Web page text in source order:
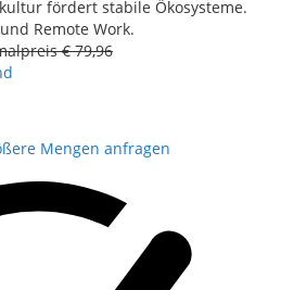
fördert stabile Ökosysteme.
Remote Work.
€ 79,96
Mengen anfragen